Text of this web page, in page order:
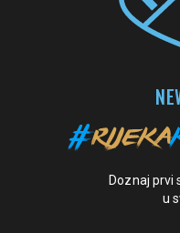
Doznaj prvi
u